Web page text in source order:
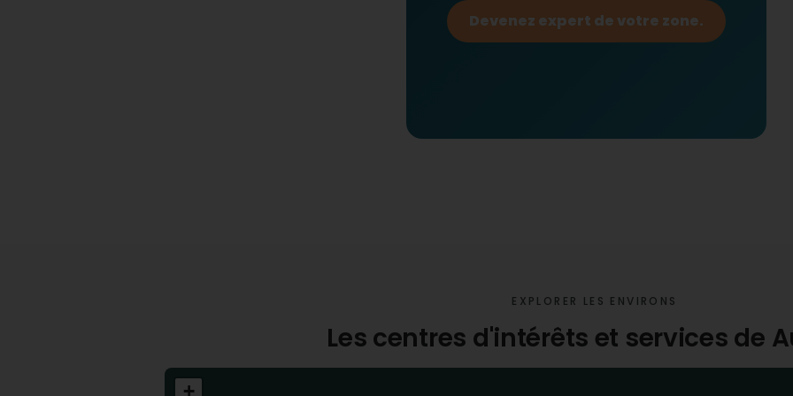
Devenez expert de votre zone.
EXPLORER LES ENVIRONS
Les centres d'intérêts et services de
+